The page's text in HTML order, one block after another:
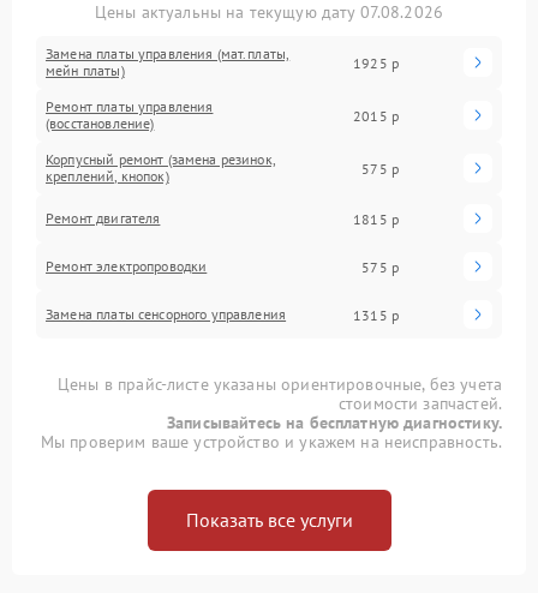
Цены актуальны на текущую дату 07.08.2026
Замена платы управления (мат.платы,
мейн платы)
1925 р
Ремонт платы управления
(восстановление)
2015 р
Корпусный ремонт (замена резинок,
креплений, кнопок)
575 р
Ремонт двигателя 1815 р
Ремонт электропроводки 575 р
Замена платы сенсорного управления 1315 р
Цены в прайс-листе указаны ориентировочные, без учета
стоимости запчастей.
Записывайтесь на бесплатную диагностику.
Мы проверим ваше устройство и укажем на неисправность.
Показать все услуги